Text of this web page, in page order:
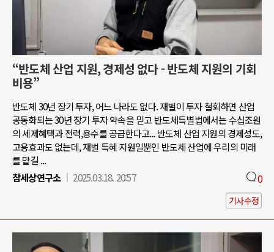
“반도체 산업 지원, 경제성 없다 - 반도체 지원의 기회
비용”
반도체 30년 장기 투자, 어느 나라도 없다. 재벌이 투자 철회하면 산업
공동화되는 30년 장기 투자 약속을 믿고 반도체특별법에서는 수십조원
의 세제혜택과 전력,용수를 공급한다고... 반도체 산업 지원의 경제성도,
고용효과도 없는데, 재벌 특혜 지원일뿐인 반도체 산업에 우리의 미래
를 맡길 ...
참세상연구소
2025.03.18. 20:57 0
기사수정